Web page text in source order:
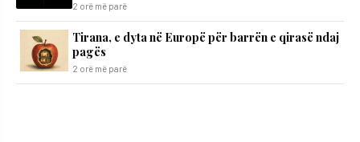
2 orë më parë
Tirana, e dyta në Europë për barrën e qirasë ndaj
pagës
2 orë më parë